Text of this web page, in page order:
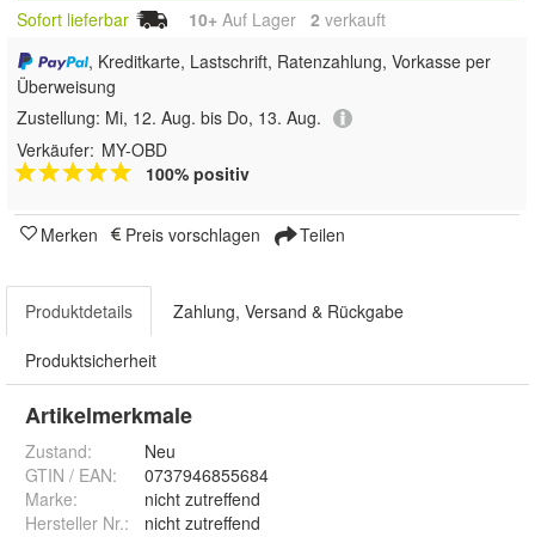
Sofort lieferbar 10+ Auf Lager 2 verkauft
, Kreditkarte, Lastschrift, Ratenzahlung, Vorkasse per
Überweisung
Zustellung: Mi, 12. Aug. bis Do, 13. Aug.
Verkäufer: MY-OBD
100% positiv
Merken Preis vorschlagen Teilen
Produktdetails Zahlung, Versand & Rückgabe
Produktsicherheit
Artikelmerkmale
Zustand:
Neu
GTIN / EAN:
0737946855684
Marke:
nicht zutreffend
Hersteller Nr.:
nicht zutreffend